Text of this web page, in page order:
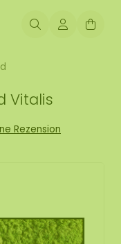
Vitalis
Rezension